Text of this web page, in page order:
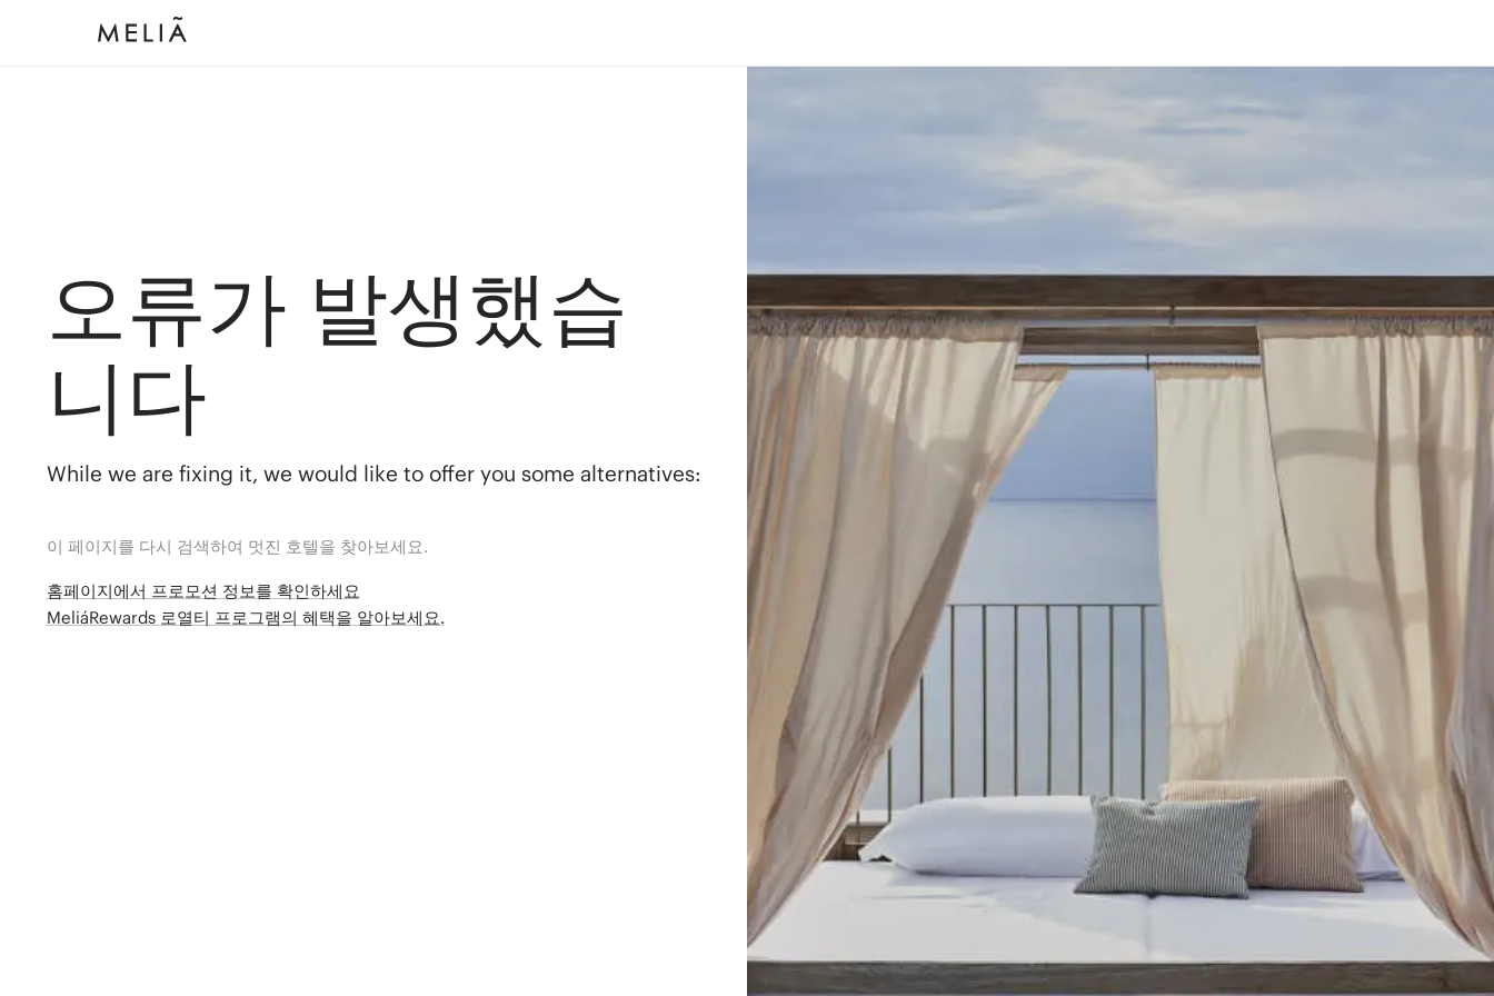
오류가 발생했습
니다
While we are fixing it, we would like to offer you some alternatives:
이 페이지를 다시 검색하여 멋진 호텔을 찾아보세요.
홈페이지에서 프로모션 정보를 확인하세요
MeliáRewards 로열티 프로그램의 혜택을 알아보세요.